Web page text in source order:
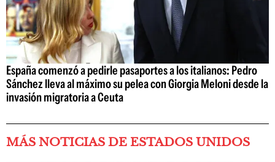
España comenzó a pedirle pasaportes a los italianos: Pedro
Sánchez lleva al máximo su pelea con Giorgia Meloni desde la
invasión migratoria a Ceuta
MÁS NOTICIAS DE ESTADOS UNIDOS